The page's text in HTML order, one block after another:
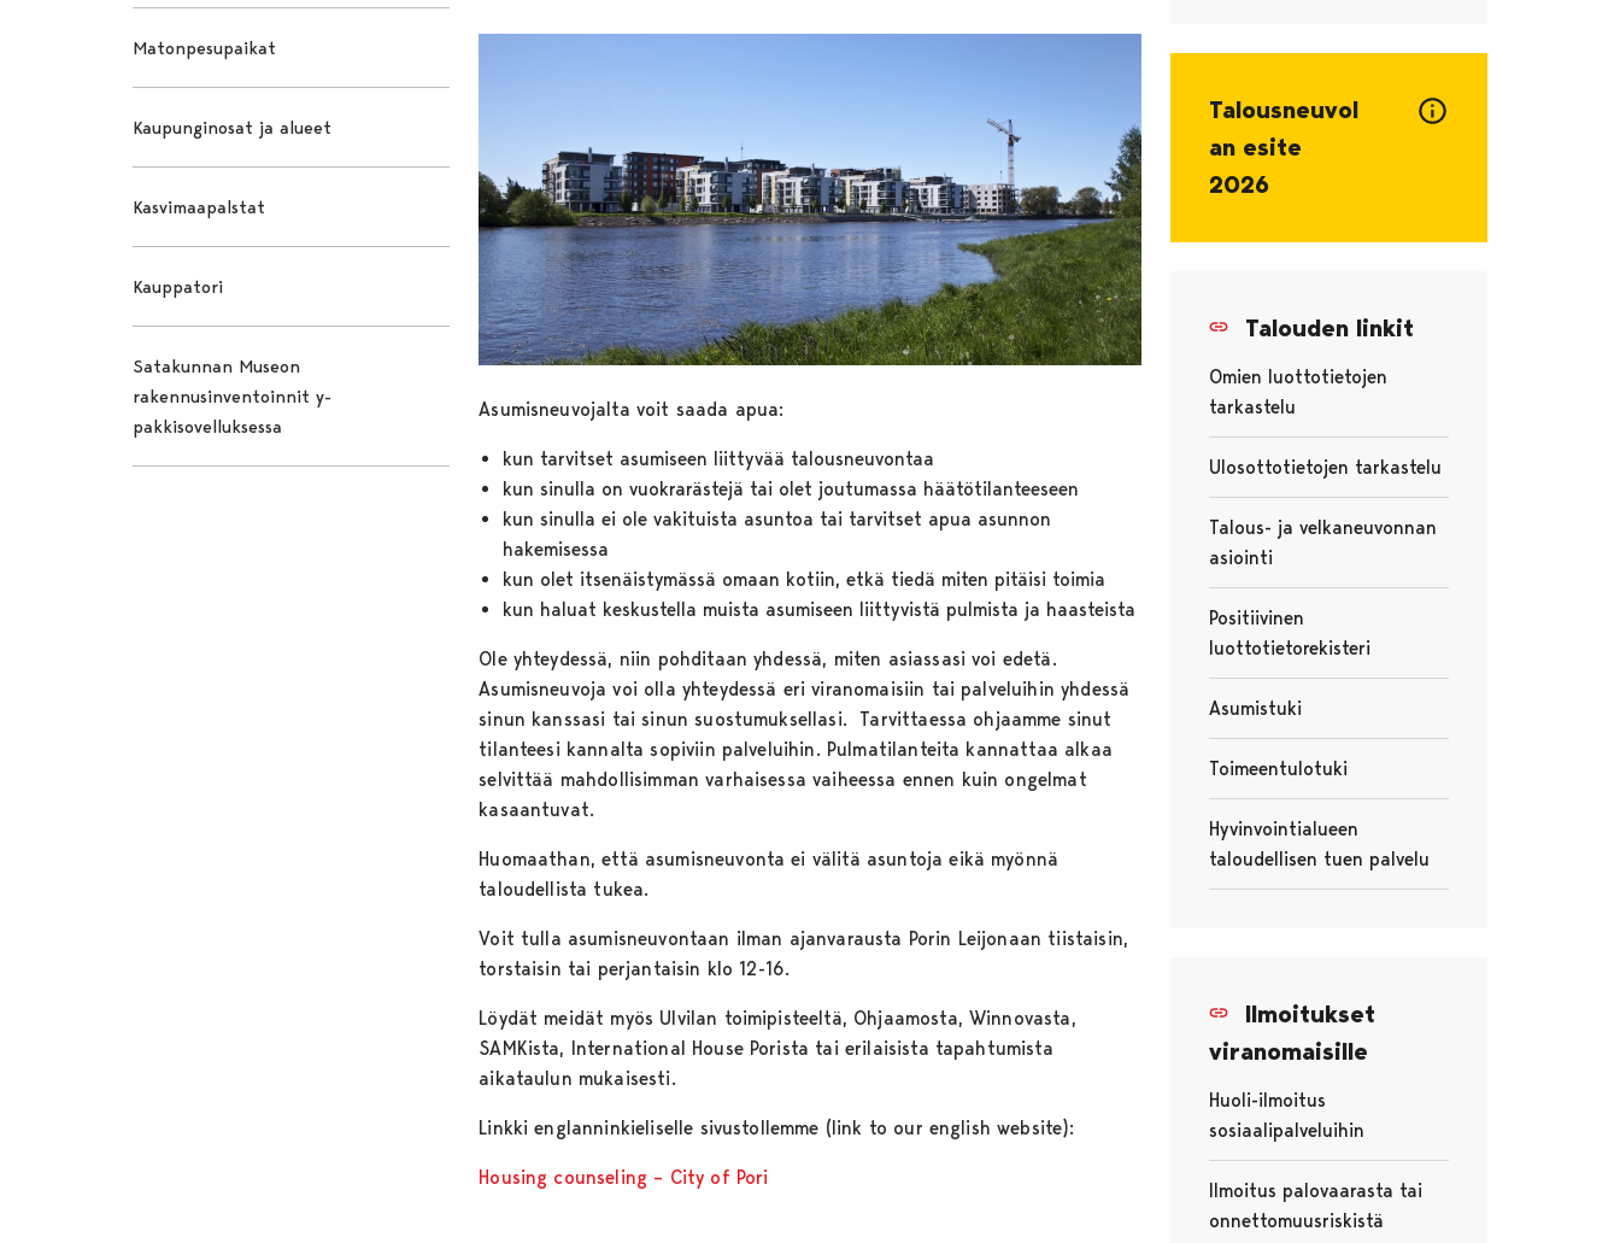
Matonpesupaikat
Kaupunginosat ja alueet
Kasvimaapalstat
Kauppatori
Satakunnan Museon
rakennusinventoinnit y-
pakkisovelluksessa
Asumisneuvojalta voit saada apua:
kun tarvitset asumiseen liittyvää talousneuvontaa
kun sinulla on vuokrarästejä tai olet joutumassa häätötilanteeseen
kun sinulla ei ole vakituista asuntoa tai tarvitset apua asunnon
hakemisessa
kun olet itsenäistymässä omaan kotiin, etkä tiedä miten pitäisi toimia
kun haluat keskustella muista asumiseen liittyvistä pulmista ja haasteista
Ole yhteydessä, niin pohditaan yhdessä, miten asiassasi voi edetä.
Asumisneuvoja voi olla yhteydessä eri viranomaisiin tai palveluihin yhdessä
sinun kanssasi tai sinun suostumuksellasi. Tarvittaessa ohjaamme sinut
tilanteesi kannalta sopiviin palveluihin. Pulmatilanteita kannattaa alkaa
selvittää mahdollisimman varhaisessa vaiheessa ennen kuin ongelmat
kasaantuvat.
Huomaathan, että asumisneuvonta ei välitä asuntoja eikä myönnä
taloudellista tukea.
Voit tulla asumisneuvontaan ilman ajanvarausta Porin Leijonaan tiistaisin,
torstaisin tai perjantaisin klo 12-16.
Löydät meidät myös Ulvilan toimipisteeltä, Ohjaamosta, Winnovasta,
SAMKista, International House Porista tai erilaisista tapahtumista
aikataulun mukaisesti.
Linkki englanninkieliselle sivustollemme (link to our english website):
Housing counseling – City of Pori
Talousneuvol
an esite
2026
Talouden linkit
Omien luottotietojen
tarkastelu
Avautuu uudessa välilehdessä
Ulosottotietojen tarkastelu
Avautuu uudessa välilehdessä
Talous- ja velkaneuvonnan
asiointi
Avautuu uudessa välilehdessä
Positiivinen
luottotietorekisteri
Avautuu uudessa välilehdessä
Asumistuki
Avautuu uudessa välilehdessä
Toimeentulotuki
Avautuu uudessa välilehdessä
Hyvinvointialueen
taloudellisen tuen palvelu
Avautuu uudessa välilehdessä
Ilmoitukset
viranomaisille
Huoli-ilmoitus
sosiaalipalveluihin
Avautuu uudessa välilehdessä
Ilmoitus palovaarasta tai
onnettomuusriskistä